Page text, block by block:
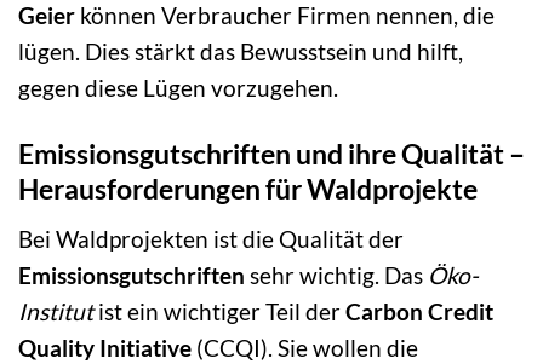
Geier können Verbraucher Firmen nennen, die
lügen. Dies stärkt das Bewusstsein und hilft,
gegen diese Lügen vorzugehen.
Emissionsgutschriften und ihre Qualität –
Herausforderungen für Waldprojekte
Bei Waldprojekten ist die Qualität der
Emissionsgutschriften sehr wichtig. Das Öko-
Institutist ein wichtiger Teil derCarbon Credit
Quality Initiative (CCQI). Sie wollen die